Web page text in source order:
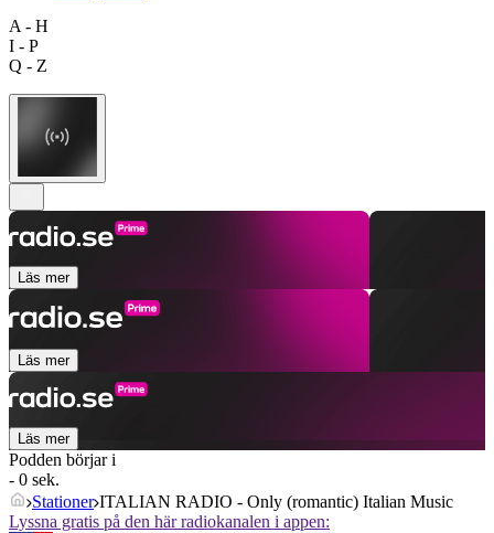
A - H
I - P
Q - Z
Läs mer
Läs mer
Läs mer
Podden börjar i
- 0 sek.
Stationer ITALIAN RADIO - Only (romantic) Italian Music
Lyssna gratis på den här radiokanalen i appen: